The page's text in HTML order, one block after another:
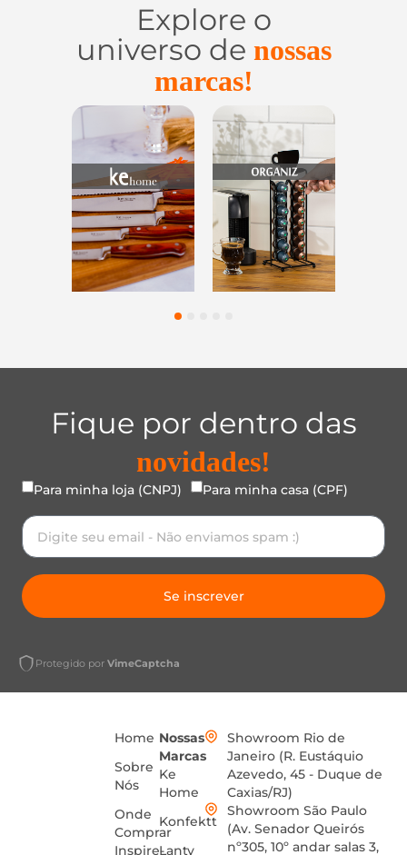
Explore o
universo de nossas
marcas!
Lar
Casa e
Organização
Utilidades
45
Fique por dentro das
novidades!
Para minha loja (CNPJ) Para minha casa (CPF)
Se inscrever
Protegido por VimeCaptcha
Home
Sobre
Nós
Onde
Comprar
Inspire-
Nossas
Marcas
Ke
Home
Konfektt
Lanty
Showroom Rio de
Janeiro (R. Eustáquio
Azevedo, 45 - Duque de
Caxias/RJ)
Showroom São Paulo
(Av. Senador Queirós
nº305, 10º andar salas 3,